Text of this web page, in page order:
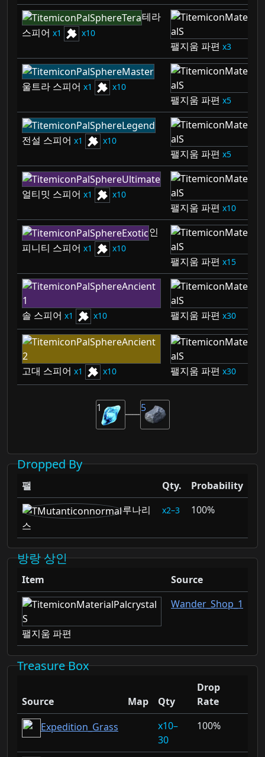
테라
스피어
1 10
팰지움 파편 3
울트라 스피어 1 10
팰지움 파편 5
전설 스피어 1 10
팰지움 파편 5
얼티밋 스피어 1 10
팰지움 파편 10
인
피니티 스피어
1 10
팰지움 파편 15
솔 스피어 1 10 팰지움 파편 30
고대 스피어 1 10 팰지움 파편 30
5
1
Dropped By
팰 Qty.
Probability
루나리
스
2–3 100%
방랑 상인
Item Source
팰지움 파편
Wander_Shop_1
Treasure Box
Source Map Qty
Drop
Rate
Expedition_Grass
10–
30
100%